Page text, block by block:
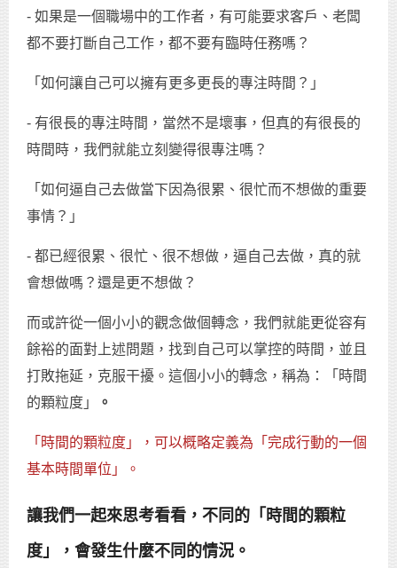
- 如果是一個職場中的工作者，有可能要求客戶、老闆
都不要打斷自己工作，都不要有臨時任務嗎？
「如何讓自己可以擁有更多更長的專注時間？」
- 有很長的專注時間，當然不是壞事，但真的有很長的
時間時，我們就能立刻變得很專注嗎？
「如何逼自己去做當下因為很累、很忙而不想做的重要
事情？」
- 都已經很累、很忙、很不想做，逼自己去做，真的就
會想做嗎？還是更不想做？
而或許從一個小小的觀念做個轉念，我們就能更從容有
餘裕的面對上述問題，找到自己可以掌控的時間，並且
打敗拖延，克服干擾。這個小小的轉念，稱為：「時間
的顆粒度」
。
「時間的顆粒度」，可以概略定義為「完成行動的一個
基本時間單位」。
讓我們一起來思考看看，不同的「時間的顆粒
度」，會發生什麼不同的情況。